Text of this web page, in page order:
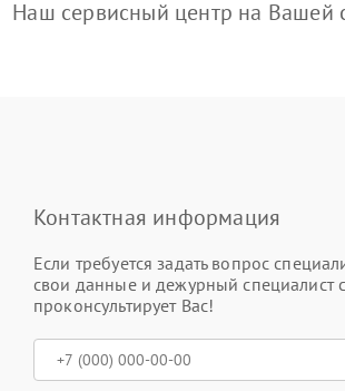
Наш сервисный центр на Вашей
Контактная информация
Если требуется задать вопрос
свои данные и дежурный специалист
проконсультирует Вас!